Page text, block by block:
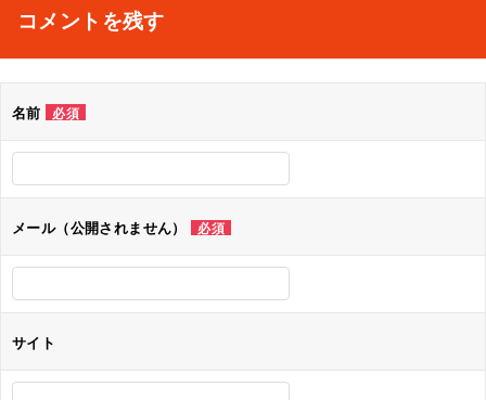
ビ
シ
コメントを残す
名前 必須
メール（公開されません） 必須
サイト